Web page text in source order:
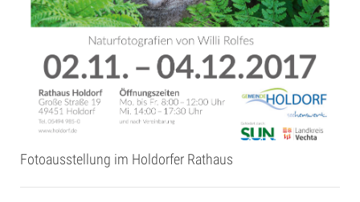
Fotoausstellung im Holdorfer Rathaus